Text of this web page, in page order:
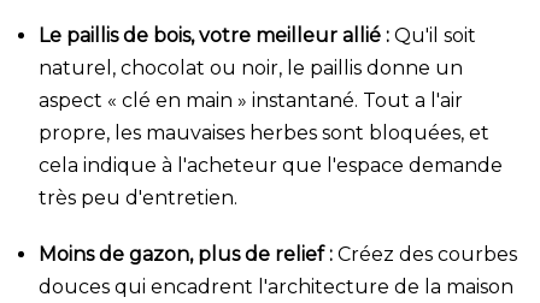
Le paillis de bois, votre meilleur allié : Qu'il soit
naturel, chocolat ou noir, le paillis donne un
aspect « clé en main » instantané. Tout a l'air
propre, les mauvaises herbes sont bloquées, et
cela indique à l'acheteur que l'espace demande
très peu d'entretien.
Moins de gazon, plus de relief : Créez des courbes
douces qui encadrent l'architecture de la maison